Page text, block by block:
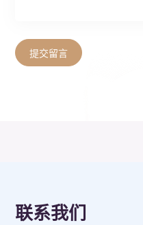
提交留言
联系我们